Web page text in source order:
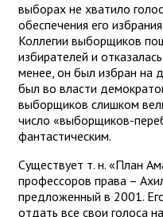
выборах не хватило
обеспечения его
Коллегии выборщиков
избирателей и
менее, он был избран на
был во власти
выборщиков слишком
число «выборщиков-
фантастическим.
Существует т. н. «План
профессоров права –
предложенный в 2001.
отдать все свои голоса